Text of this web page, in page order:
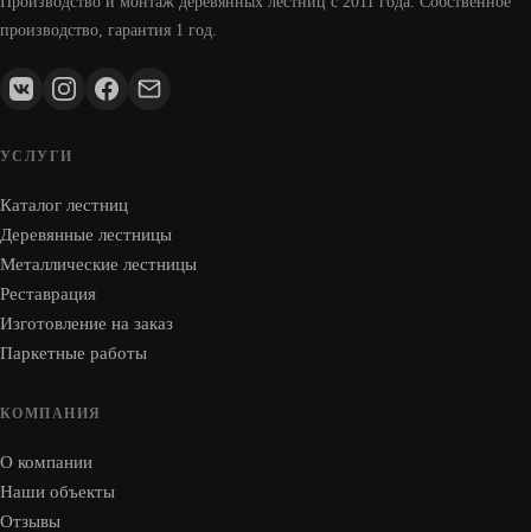
производство, гарантия 1 год.
УСЛУГИ
Каталог лестниц
Деревянные лестницы
Металлические лестницы
Реставрация
Изготовление на заказ
Паркетные работы
КОМПАНИЯ
О компании
Наши объекты
Отзывы